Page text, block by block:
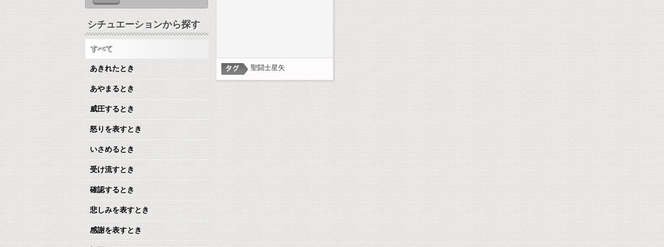
聖闘士星矢
シチュエーションから探す
すべて
あきれたとき
あやまるとき
威圧するとき
怒りを表すとき
いさめるとき
受け流すとき
確認するとき
悲しみを表すとき
感謝を表すとき